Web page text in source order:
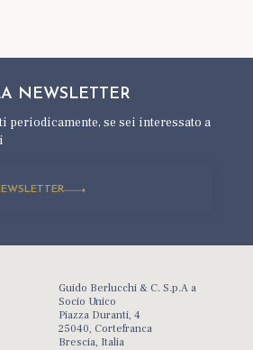
NEWSLETTER
periodicamente,se sei interessato a
Guido Berlucchi & C. S.p.A a
Socio Unico
Piazza Duranti, 4
25040, Cortefranca
Brescia, Italia